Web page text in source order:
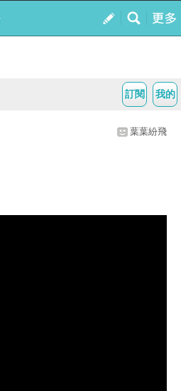
我的
訂閱
葉葉紛飛